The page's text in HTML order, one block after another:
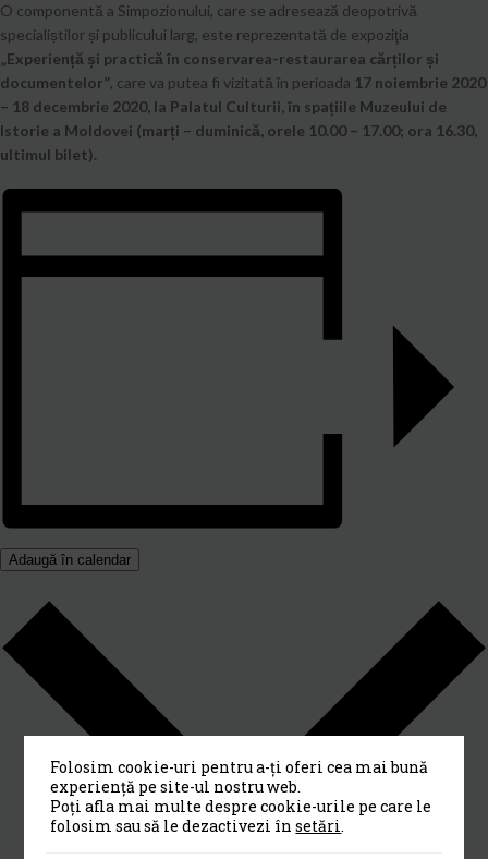
O componentă a Simpozionului, care se adresează deopotrivă
specialiștilor și publicului larg, este reprezentată de expoziţia
„Experiență și practică în conservarea-restaurarea cărților și
documentelor”, care va putea fi vizitată în perioada 17 noiembrie 2020
– 18 decembrie 2020, la Palatul Culturii, în spațiile Muzeului de
Istorie a Moldovei (marți – duminică, orele 10.00 – 17.00; ora 16.30,
ultimul bilet).
Adaugă în calendar
Folosim cookie-uri pentru a-ți oferi cea mai bună
experiență pe site-ul nostru web.
Poți afla mai multe despre cookie-urile pe care le
folosim sau să le dezactivezi însetări.